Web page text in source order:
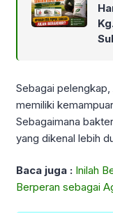
Sebagai
memiliki
Sebagaimana
yang dikenal lebih
Baca juga : Inilah
Berperan sebagai